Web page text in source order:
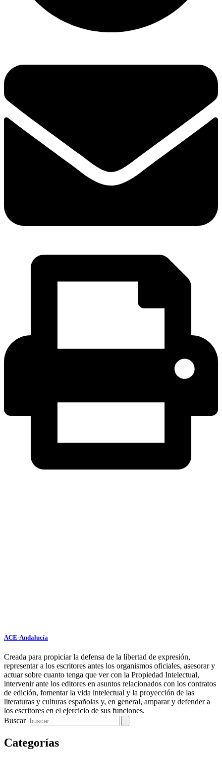
ACE-Andalucía
Creada para propiciar la defensa de la libertad de expresión,
representar a los escritores antes los organismos oficiales, asesorar y
actuar sobre cuanto tenga que ver con la Propiedad Intelectual,
intervenir ante los editores en asuntos relacionados con los contratos
de edición, fomentar la vida intelectual y la proyección de las
literaturas y culturas españolas y, en general, amparar y defender a
los escritores en el ejercicio de sus funciones.
Buscar
Categorías